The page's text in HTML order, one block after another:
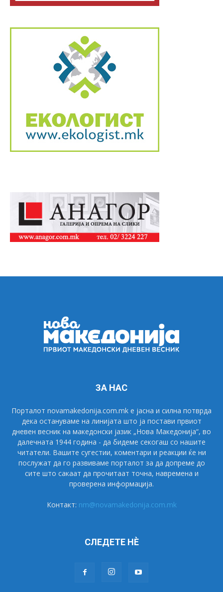
ЗА НАС
Порталот novamakedonija.com.mk е јасна и силна потврда
дека остануваме на линијата што ја постави првиот
дневен весник на македонски јазик „Нова Македонија“, во
далечната 1944 година - да бидеме секогаш со нашите
читатели. Вашите сугестии, коментари и реакции ќе ни
послужат да го развиваме порталот за да допреме до
сите што сакаат да прочитаат точна, навремена и
проверена информација.
Контакт: nm@novamakedonija.com.mk
СЛЕДЕТЕ НÈ